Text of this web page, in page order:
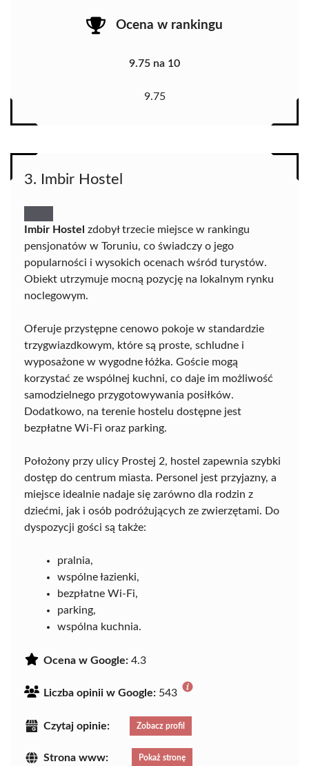
Ocena w rankingu
9.75 na 10
9.75
3. Imbir Hostel
Imbir Hostel zdobył trzecie miejsce w rankingu
pensjonatów w Toruniu, co świadczy o jego
popularności i wysokich ocenach wśród turystów.
Obiekt utrzymuje mocną pozycję na lokalnym rynku
noclegowym.
Oferuje przystępne cenowo pokoje w standardzie
trzygwiazdkowym, które są proste, schludne i
wyposażone w wygodne łóżka. Goście mogą
korzystać ze wspólnej kuchni, co daje im możliwość
samodzielnego przygotowywania posiłków.
Dodatkowo, na terenie hostelu dostępne jest
bezpłatne Wi-Fi oraz parking.
Położony przy ulicy Prostej 2, hostel zapewnia szybki
dostęp do centrum miasta. Personel jest przyjazny, a
miejsce idealnie nadaje się zarówno dla rodzin z
dziećmi, jak i osób podróżujących ze zwierzętami. Do
dyspozycji gości są także:
pralnia,
wspólne łazienki,
bezpłatne Wi-Fi,
parking,
wspólna kuchnia.
Ocena w Google: 4.3
Liczba opinii w Google: 543
Czytaj opinie: Zobacz profil
Strona www: Pokaż stronę